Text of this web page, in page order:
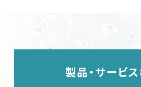
製品・サービ